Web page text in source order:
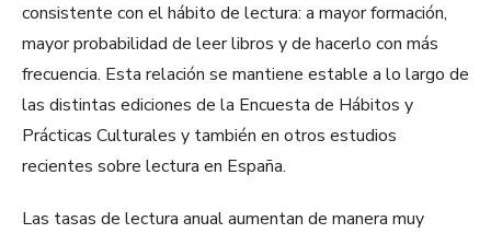
consistente con el hábito de lectura: a mayor formación,
mayor probabilidad de leer libros y de hacerlo con más
frecuencia. Esta relación se mantiene estable a lo largo de
las distintas ediciones de la Encuesta de Hábitos y
Prácticas Culturales y también en otros estudios
recientes sobre lectura en España.
​Las tasas de lectura anual aumentan de manera muy